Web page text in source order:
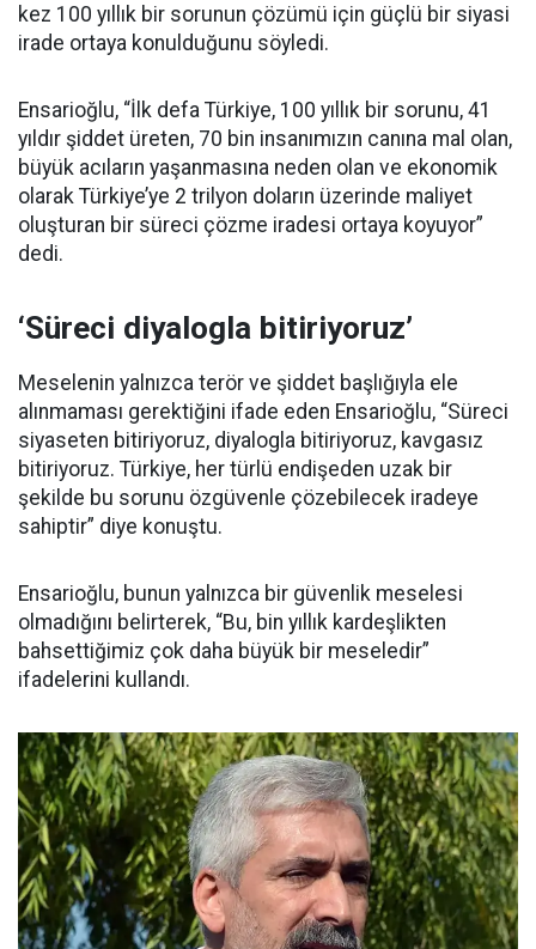
kez 100 yıllık bir sorunun çözümü için güçlü bir siyasi
irade ortaya konulduğunu söyledi.
Ensarioğlu, “İlk defa Türkiye, 100 yıllık bir sorunu, 41
yıldır şiddet üreten, 70 bin insanımızın canına mal olan,
büyük acıların yaşanmasına neden olan ve ekonomik
olarak Türkiye’ye 2 trilyon doların üzerinde maliyet
oluşturan bir süreci çözme iradesi ortaya koyuyor”
dedi.
‘Süreci diyalogla bitiriyoruz’
Meselenin yalnızca terör ve şiddet başlığıyla ele
alınmaması gerektiğini ifade eden Ensarioğlu, “Süreci
siyaseten bitiriyoruz, diyalogla bitiriyoruz, kavgasız
bitiriyoruz. Türkiye, her türlü endişeden uzak bir
şekilde bu sorunu özgüvenle çözebilecek iradeye
sahiptir” diye konuştu.
Ensarioğlu, bunun yalnızca bir güvenlik meselesi
olmadığını belirterek, “Bu, bin yıllık kardeşlikten
bahsettiğimiz çok daha büyük bir meseledir”
ifadelerini kullandı.